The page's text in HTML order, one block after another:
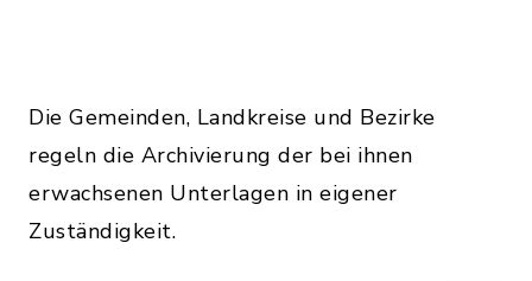
Die Gemeinden, Landkreise und Bezirke
regeln die Archivierung der bei ihnen
erwachsenen Unterlagen in eigener
Zuständigkeit.